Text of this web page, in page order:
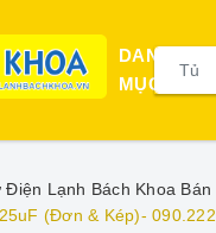
DANH
MỤC
Điện Lạnh Bách Khoa
(Đơn & Kép)-